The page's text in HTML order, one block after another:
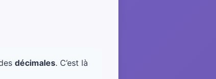
décimales. C’est là